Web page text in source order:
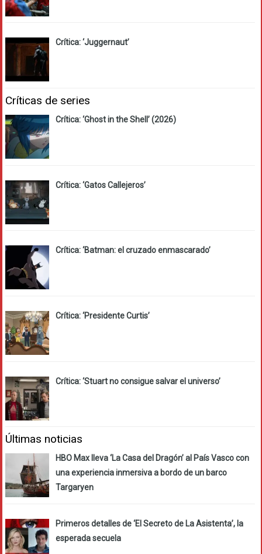
Crítica: ‘Juggernaut’
Críticas de series
Crítica: ‘Ghost in the Shell’ (2026)
Crítica: ‘Gatos Callejeros’
Crítica: ‘Batman: el cruzado enmascarado’
Crítica: ‘Presidente Curtis’
Crítica: ‘Stuart no consigue salvar el universo’
Últimas noticias
HBO Max lleva ‘La Casa del Dragón’ al País Vasco con
una experiencia inmersiva a bordo de un barco
Targaryen
Primeros detalles de ‘El Secreto de La Asistenta’, la
esperada secuela